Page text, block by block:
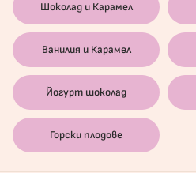
Шоколад и Карамел
Ванилия и Карамел
Йогурт шоколад
Горски плодове